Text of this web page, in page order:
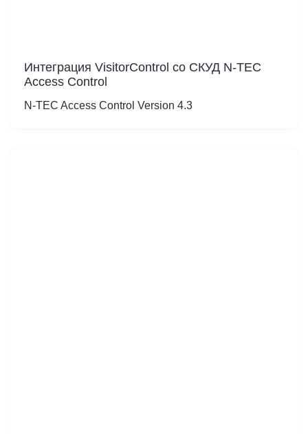
Интеграция VisitorControl cо СКУД N-TEC
Access Control
N-TEC Access Control Version 4.3